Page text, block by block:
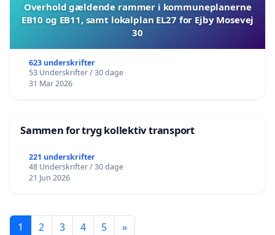
Overhold gældende rammer i kommuneplanerne
EB10 og EB11, samt lokalplan EL27 for Ejby Mosevej
30
623 underskrifter
53 Underskrifter / 30 dage
31 Mar 2026
Sammen for tryg kollektiv transport
221 underskrifter
48 Underskrifter / 30 dage
21 Jun 2026
1 2 3 4 5 »